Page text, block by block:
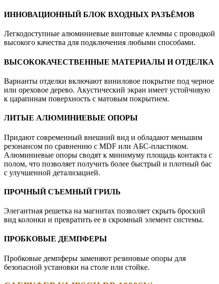
ИННОВАЦИОННЫЙ БЛОК ВХОДНЫХ РАЗЪЁМОВ
Легкодоступные алюминиевые винтовые клеммы с проводкой
высокого качества для подключения любыми способами.
ВЫСОКОКАЧЕСТВЕННЫЕ МАТЕРИАЛЫ И ОТДЕЛКА
Варианты отделки включают виниловое покрытие под черное
или ореховое дерево. Акустический экран имеет устойчивую
к царапинам поверхность с матовым покрытием.
ЛИТЫЕ АЛЮМИНИЕВЫЕ ОПОРЫ
Придают современный внешний вид и обладают меньшим
резонансом по сравнению с MDF или АБС-пластиком.
Алюминиевые опоры сводят к минимуму площадь контакта с
полом, что позволяет получить более быстрый и плотный бас
с улучшенной детализацией.
ПРОЧНЫЙ СЪЕМНЫЙ ГРИЛЬ
Элегантная решетка на магнитах позволяет скрыть броский
вид колонки и превратить ее в скромный элемент системы.
ПРОБКОВЫЕ ДЕМПФЕРЫ
Пробковые демпферы заменяют резиновые опоры для
безопасной установки на столе или стойке.